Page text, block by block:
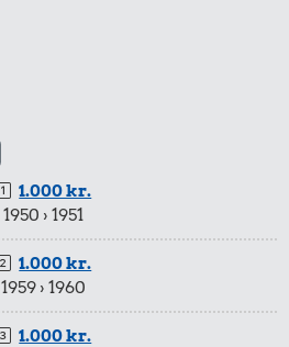
1.000 kr.
1950 › 1951
1.000 kr.
1959 › 1960
1.000 kr.